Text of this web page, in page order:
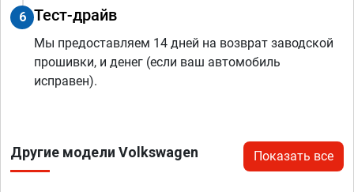
6 Тест-драйв
Мы предоставляем 14 дней на возврат заводской
прошивки, и денег (если ваш автомобиль
исправен).
Другие модели Volkswagen Показать все